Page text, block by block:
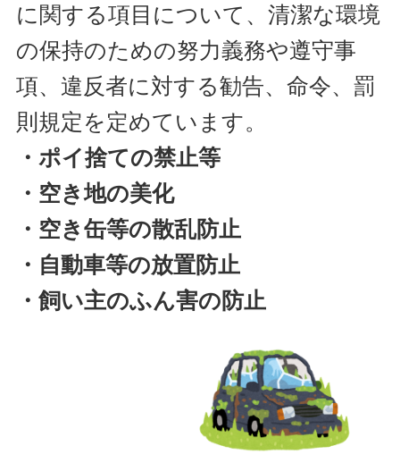
に関する項目について、清潔な環境
の保持のための努力義務や遵守事
項、違反者に対する勧告、命令、罰
則規定を定めています。
・ポイ捨ての禁止等
・空き地の美化
・空き缶等の散乱防止
・自動車等の放置防止
・飼い主のふん害の防止